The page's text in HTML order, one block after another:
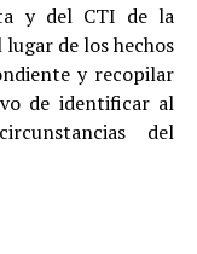
y del CTI de la
de los hechos
y recopilar
de identificar al
del